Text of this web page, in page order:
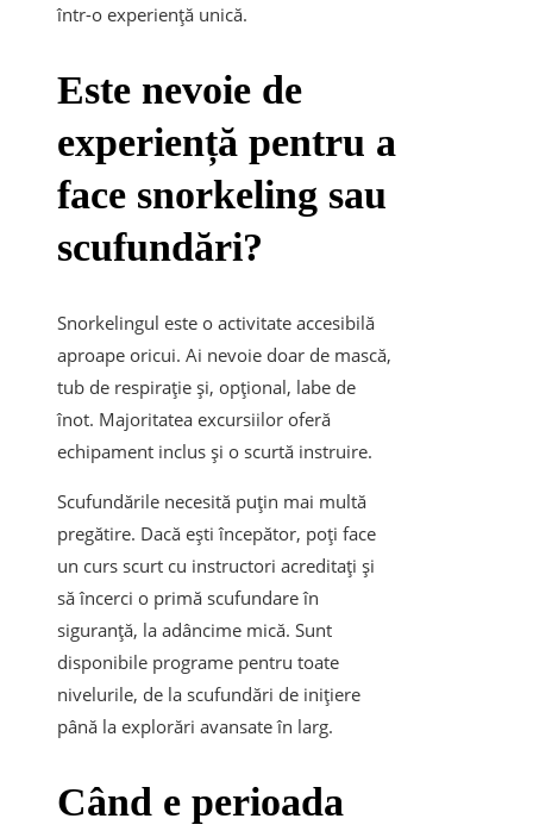
într-o experiență unică.
Este nevoie de
experiență pentru a
face snorkeling sau
scufundări?
Snorkelingul este o activitate accesibilă
aproape oricui. Ai nevoie doar de mască,
tub de respirație și, opțional, labe de
înot. Majoritatea excursiilor oferă
echipament inclus și o scurtă instruire.
Scufundările necesită puțin mai multă
pregătire. Dacă ești începător, poți face
un curs scurt cu instructori acreditați și
să încerci o primă scufundare în
siguranță, la adâncime mică. Sunt
disponibile programe pentru toate
nivelurile, de la scufundări de inițiere
până la explorări avansate în larg.
Când e perioada